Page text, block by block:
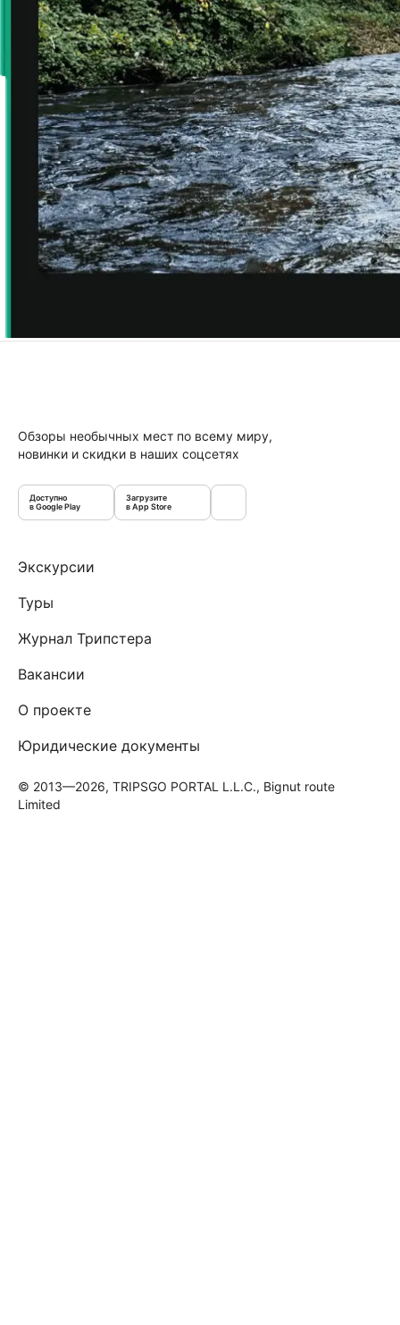
Обзоры необычных мест по всему миру,
новинки и скидки в наших соцсетях
Доступно
в Google Play
Загрузите
в App Store
Экскурсии
Туры
Журнал Трипстера
Вакансии
О проекте
Юридические документы
© 2013—2026, TRIPSGO PORTAL L.L.C., Bignut route
Limited